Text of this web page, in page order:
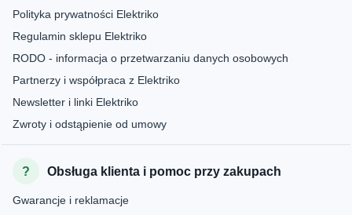
Polityka prywatności Elektriko
Regulamin sklepu Elektriko
RODO - informacja o przetwarzaniu danych osobowych
Partnerzy i współpraca z Elektriko
Newsletter i linki Elektriko
Zwroty i odstąpienie od umowy
Obsługa klienta i pomoc przy zakupach
Gwarancje i reklamacje